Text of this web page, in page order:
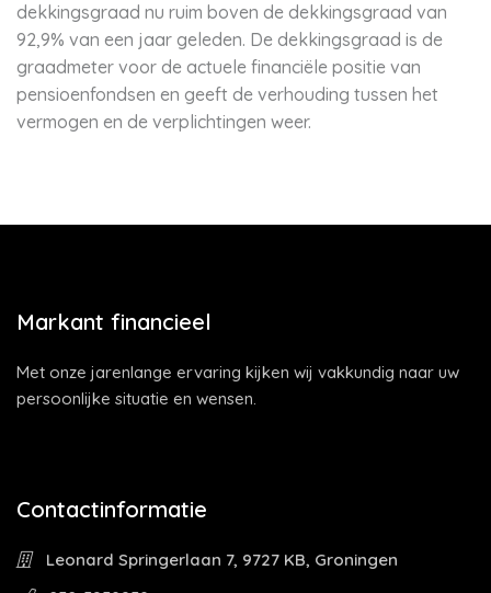
dekkingsgraad nu ruim boven de dekkingsgraad van
92,9% van een jaar geleden. De dekkingsgraad is de
graadmeter voor de actuele financiële positie van
pensioenfondsen en geeft de verhouding tussen het
vermogen en de verplichtingen weer.
Markant financieel
Met onze jarenlange ervaring kijken wij vakkundig naar uw
persoonlijke situatie en wensen.
Contactinformatie
Leonard Springerlaan 7, 9727 KB, Groningen